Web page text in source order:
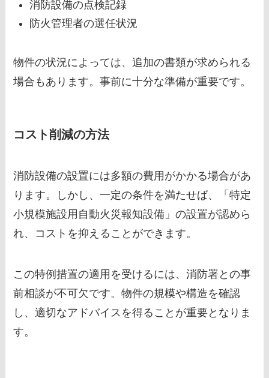
消防設備の点検記録
防火管理者の選任状況
物件の状況によっては、追加の書類が求められる
場合もあります。事前に十分な準備が重要です。
コスト削減の方法
消防設備の設置には多額の費用がかかる場合があ
ります。しかし、一定の条件を満たせば、「特定
小規模施設用自動火災報知設備」の設置が認めら
れ、コストを抑えることができます。
この特例措置の適用を受けるには、消防署との事
前相談が不可欠です。物件の規模や構造を確認
し、適切なアドバイスを得ることが重要となりま
す。